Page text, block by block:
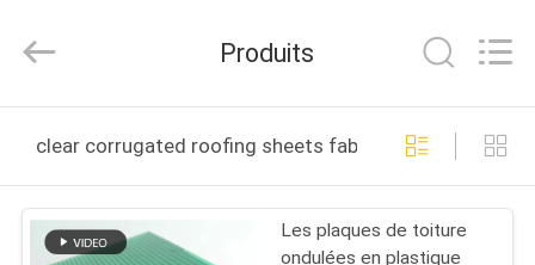
DES
PRODUITS
Building
Material
Rights
Produits
clear corrugated roofing sheets fabrication en ligne
Les plaques de toiture
ondulées en plastique